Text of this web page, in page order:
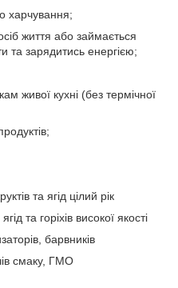
харчування;
життя або займається
та зарядитись енергією;
живої кухні (без термічної
та ягід цілий рік
та горіхів високої якості
барвників
смаку, ГМО